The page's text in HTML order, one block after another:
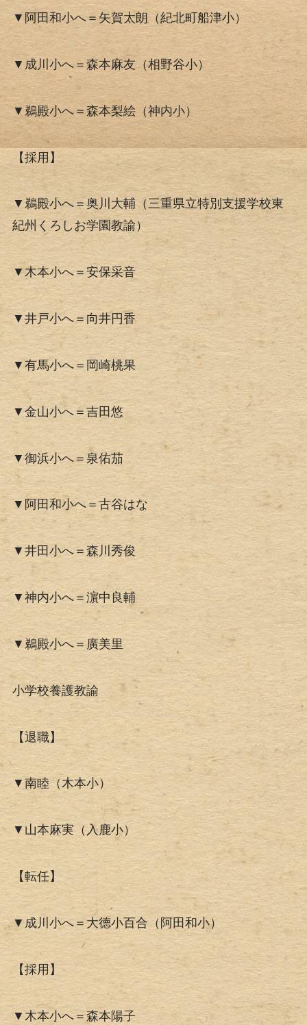
▼阿田和小へ＝矢賀太朗（紀北町船津小）
▼成川小へ＝森本麻友（相野谷小）
▼鵜殿小へ＝森本梨絵（神内小）
【採用】
▼鵜殿小へ＝奥川大輔（三重県立特別支援学校東
紀州くろしお学園教諭）
▼木本小へ＝安保采音
▼井戸小へ＝向井円香
▼有馬小へ＝岡崎桃果
▼金山小へ＝吉田悠
▼御浜小へ＝泉佑茄
▼阿田和小へ＝古谷はな
▼井田小へ＝森川秀俊
▼神内小へ＝濵中良輔
▼鵜殿小へ＝廣美里
小学校養護教諭
【退職】
▼南睦（木本小）
▼山本麻実（入鹿小）
【転任】
▼成川小へ＝大德小百合（阿田和小）
【採用】
▼木本小へ＝森本陽子